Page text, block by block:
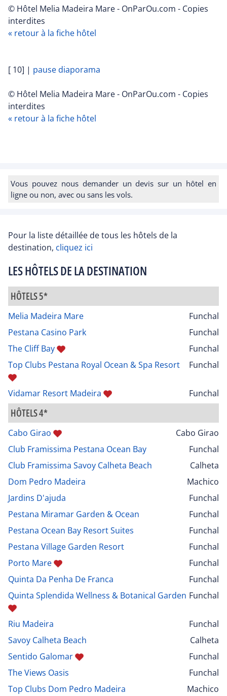
© Hôtel Melia Madeira Mare - OnParOu.com - Copies
interdites
« retour à la fiche hôtel
[ 10] | pause diaporama
© Hôtel Melia Madeira Mare - OnParOu.com - Copies
interdites
« retour à la fiche hôtel
Vous pouvez nous demander un devis sur un hôtel en
ligne ou non, avec ou sans les vols.
Pour la liste détaillée de tous les hôtels de la
destination, cliquez ici
LES HÔTELS DE LA DESTINATION
HÔTELS 5*
Melia Madeira Mare
Funchal
Pestana Casino Park
Funchal
The Cliff Bay
Funchal
Top Clubs Pestana Royal Ocean & Spa Resort
Funchal
Vidamar Resort Madeira Funchal
HÔTELS 4*
Cabo Girao
Cabo Girao
Club Framissima Pestana Ocean Bay
Funchal
Club Framissima Savoy Calheta Beach
Calheta
Dom Pedro Madeira
Machico
Jardins D'ajuda
Funchal
Pestana Miramar Garden & Ocean
Funchal
Pestana Ocean Bay Resort Suites
Funchal
Pestana Village Garden Resort
Funchal
Porto Mare
Funchal
Quinta Da Penha De Franca
Funchal
Quinta Splendida Wellness & Botanical Garden Funchal
Riu Madeira
Funchal
Savoy Calheta Beach
Calheta
Sentido Galomar
Funchal
The Views Oasis
Funchal
Top Clubs Dom Pedro Madeira
Machico